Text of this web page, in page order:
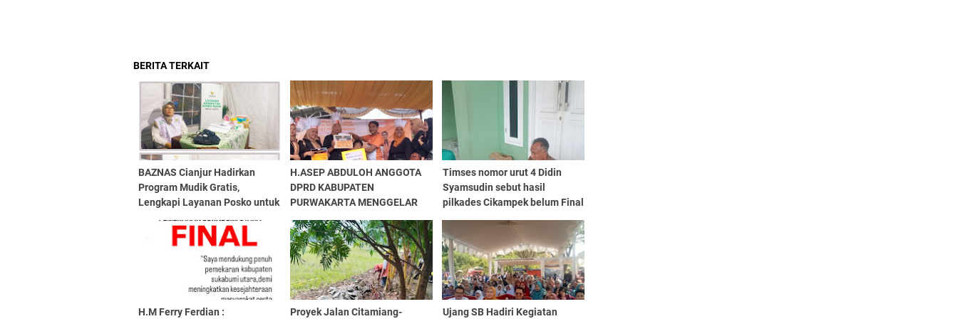
BERITA TERKAIT
BAZNAS Cianjur Hadirkan
Program Mudik Gratis,
Lengkapi Layanan Posko untuk
H.ASEP ABDULOH ANGGOTA
DPRD KABUPATEN
PURWAKARTA MENGGELAR
MEMERIAHKAN HUT PARTAI
HANURA KE 19
Timses nomor urut 4 Didin
Syamsudin sebut hasil
pilkades Cikampek belum Final
H.M Ferry Ferdian : Proyek Jalan Citamiang- Ujang SB Hadiri Kegiatan